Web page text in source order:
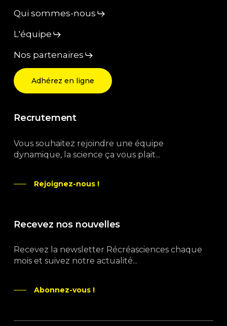
Qui sommes-nous
L'équipe
Nos partenaires
Adhérez en ligne
Recrutement
Vous souhaitez rejoindre une équipe
dynamique, la science ça vous plait...
Rejoignez-nous !
Recevez nos nouvelles
Recevez la newsletter Récréasciences chaque
mois et suivez notre actualité...
Abonnez-vous !